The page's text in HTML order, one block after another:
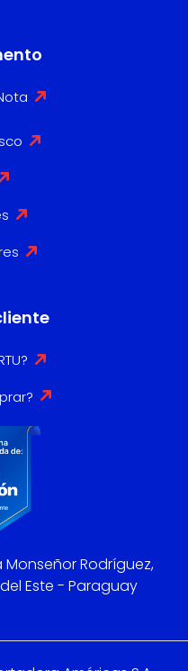
Rodríguez,
Este - Paraguay